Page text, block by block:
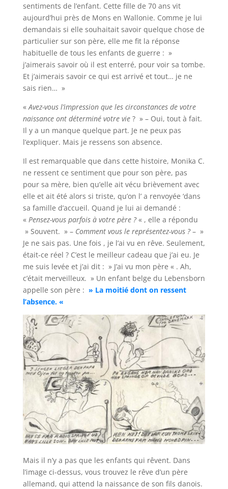
sentiments de l’enfant. Cette fille de 70 ans vit
aujourd’hui près de Mons en Wallonie. Comme je lui
demandais si elle souhaitait savoir quelque chose de
particulier sur son père, elle me fit la réponse
habituelle de tous les enfants de guerre : »
j’aimerais savoir où il est enterré, pour voir sa tombe.
Et j’aimerais savoir ce qui est arrivé et tout… je ne
sais rien… »
«Avez-vous l’impression que les circonstances de votre
naissance ont déterminé votre vie? » – Oui, tout à fait.
Il y a un manque quelque part. Je ne peux pas
l’expliquer. Mais je ressens son absence.
Il est remarquable que dans cette histoire, Monika C.
ne ressent ce sentiment que pour son père, pas
pour sa mère, bien qu’elle ait vécu brièvement avec
elle et ait été alors si triste, qu’on l’ a renvoyée ‘dans
sa famille d’accueil. Quand je lui ai demandé :
« Pensez-vous parfois à votre père ?« , elle a répondu
» Souvent. » – Comment vous le représentez-vous ?– »
Je ne sais pas. Une fois , je l’ai vu en rêve. Seulement,
était-ce réel ? C’est le meilleur cadeau que j’ai eu. Je
me suis levée et j’ai dit : » J’ai vu mon père « . Ah,
c’était merveilleux. » Un enfant belge du Lebensborn
appelle son père : » La moitié dont on ressent
l’absence. «
Mais il n’y a pas que les enfants qui rêvent. Dans
l’image ci-dessus, vous trouvez le rêve d’un père
allemand, qui attend la naissance de son fils danois.